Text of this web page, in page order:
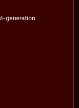
generation